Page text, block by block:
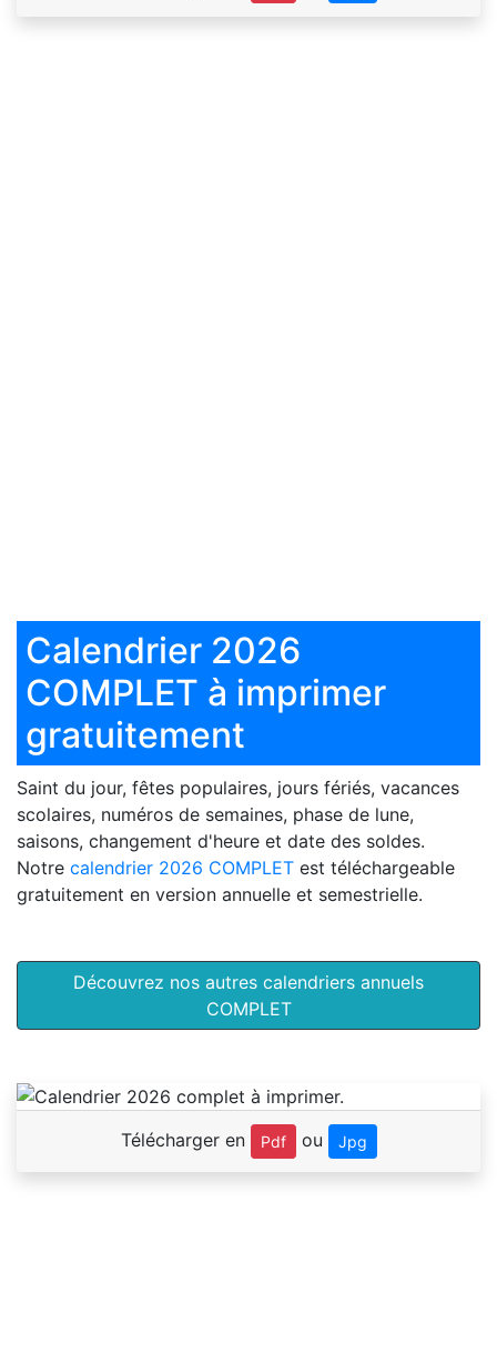
Calendrier 2026
COMPLET à imprimer
gratuitement
Saint du jour, fêtes populaires, jours fériés, vacances
scolaires, numéros de semaines, phase de lune,
saisons, changement d'heure et date des soldes.
Notre calendrier 2026 COMPLET est téléchargeable
gratuitement en version annuelle et semestrielle.
Découvrez nos autres calendriers annuels
COMPLET
Télécharger en Pdf ou Jpg